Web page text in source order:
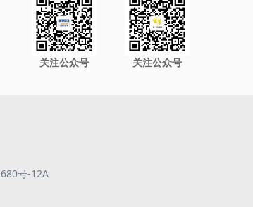
关注公众号 关注公众号
号-12A